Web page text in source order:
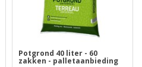
Potgrond 40 liter - 60
zakken - palletaanbieding